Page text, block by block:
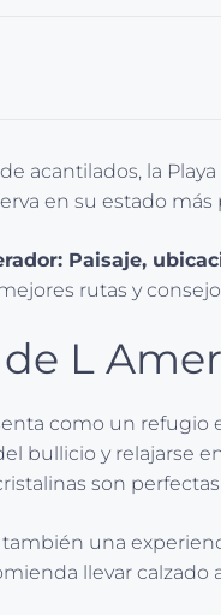
acantilados, la
en su estado más
Paisaje,
rutas y
L
como un refugio
bullicio y
son
una
llevar